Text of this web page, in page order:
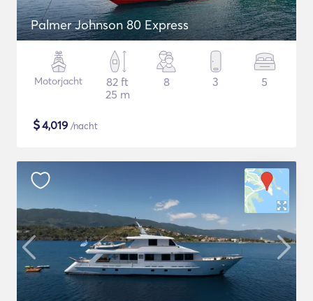
Palmer Johnson 80 Express
Motorjacht
82 ft
25 m
8 3 5
$4,019 /nacht